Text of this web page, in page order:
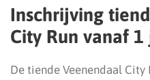
Inschrijving
City Run vanaf
De tiende Veenendaal City